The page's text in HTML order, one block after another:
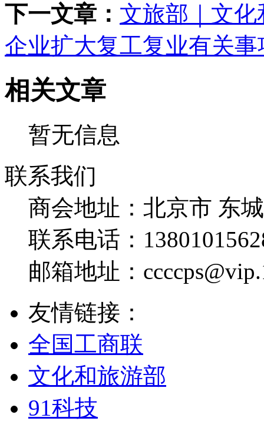
下一文章： 文旅部｜文
企业扩大复工复业有关
相关文章
暂无信息
联系我们
商会地址： 北京市 东
联系电话：
邮箱地址：
友情链接：
全国工商联
文化和旅游部
91科技